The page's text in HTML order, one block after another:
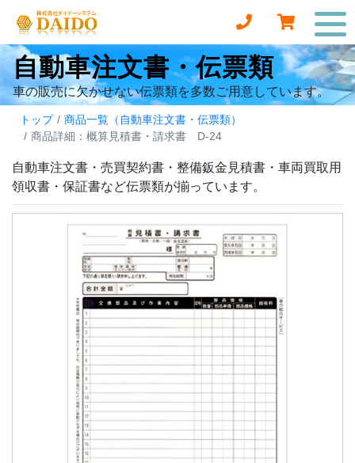
自動車注文書・伝票類
車の販売に欠かせない伝票類を多数ご用意しています。
トップ
商品一覧（自動車注文書・伝票類）
商品詳細：概算見積書・請求書 D-24
自動車注文書・売買契約書・整備鈑金見積書・車両買取用
領収書・保証書など伝票類が揃っています。